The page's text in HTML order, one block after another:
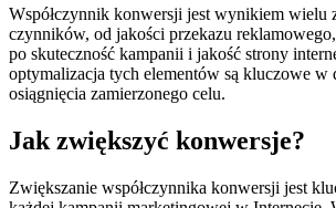
Współczynnik konwersji jest wynikiem wielu
czynników, od jakości przekazu
po skuteczność kampanii i jakość strony
optymalizacja tych elementów są kluczowe w
osiągnięcia zamierzonego celu.
Jak zwiększyć konwersje?
Zwiększanie współczynnika konwersji jest